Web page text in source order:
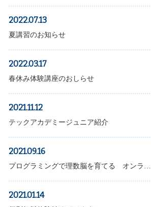
2022.07.13
夏講習のお知らせ
2022.03.17
春休み体験講座のおしらせ
2021.11.12
テックアカデミージュニア紹介
2021.09.16
プログラミングで理数脳を育てる オンラ…
2021.01.14